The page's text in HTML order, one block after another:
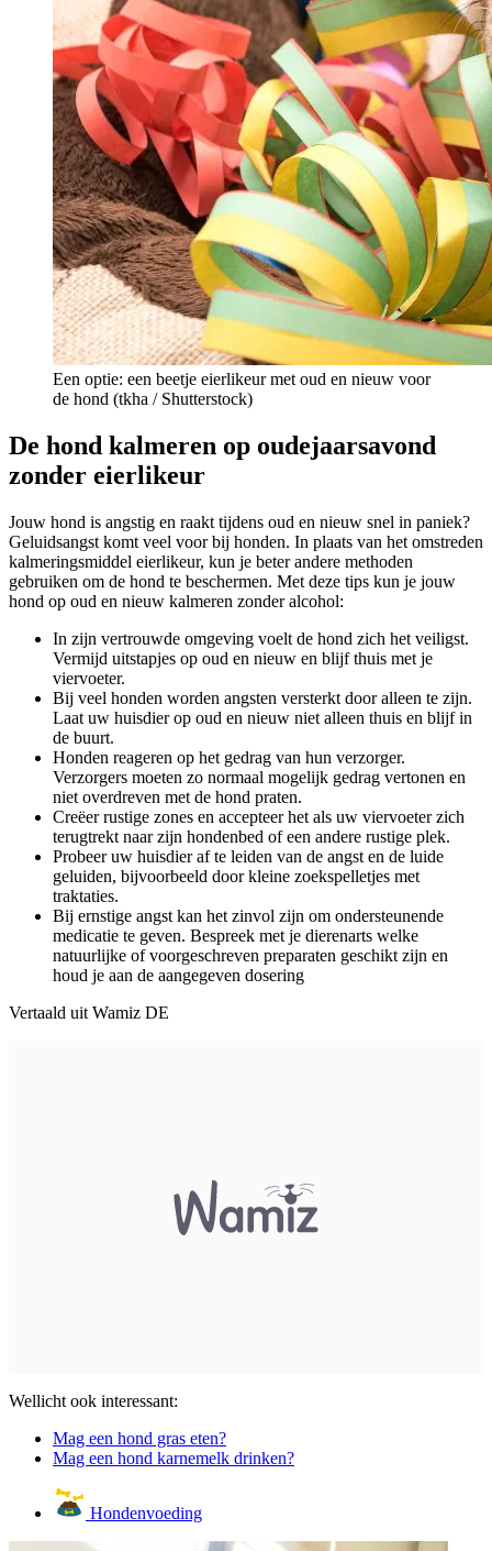
Een optie: een beetje eierlikeur met oud en nieuw voor
de hond (tkha / Shutterstock)
De hond kalmeren op oudejaarsavond
zonder eierlikeur
Jouw hond is angstig en raakt tijdens oud en nieuw snel in paniek?
Geluidsangst komt veel voor bij honden. In plaats van het omstreden
kalmeringsmiddel eierlikeur, kun je beter andere methoden
gebruiken om de hond te beschermen. Met deze tips kun je jouw
hond op oud en nieuw kalmeren zonder alcohol:
In zijn vertrouwde omgeving voelt de hond zich het veiligst.
Vermijd uitstapjes op oud en nieuw en blijf thuis met je
viervoeter.
Bij veel honden worden angsten versterkt door alleen te zijn.
Laat uw huisdier op oud en nieuw niet alleen thuis en blijf in
de buurt.
Honden reageren op het gedrag van hun verzorger.
Verzorgers moeten zo normaal mogelijk gedrag vertonen en
niet overdreven met de hond praten.
Creëer rustige zones en accepteer het als uw viervoeter zich
terugtrekt naar zijn hondenbed of een andere rustige plek.
Probeer uw huisdier af te leiden van de angst en de luide
geluiden, bijvoorbeeld door kleine zoekspelletjes met
traktaties.
Bij ernstige angst kan het zinvol zijn om ondersteunende
medicatie te geven. Bespreek met je dierenarts welke
natuurlijke of voorgeschreven preparaten geschikt zijn en
houd je aan de aangegeven dosering
Vertaald uit Wamiz DE
Wellicht ook interessant:
Mag een hond gras eten?
Mag een hond karnemelk drinken?
Hondenvoeding